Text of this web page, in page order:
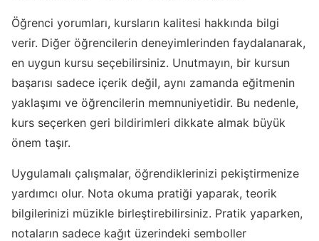
Öğrenci yorumları, kursların kalitesi hakkında bilgi
verir. Diğer öğrencilerin deneyimlerinden faydalanarak,
en uygun kursu seçebilirsiniz. Unutmayın, bir kursun
başarısı sadece içerik değil, aynı zamanda eğitmenin
yaklaşımı ve öğrencilerin memnuniyetidir. Bu nedenle,
kurs seçerken geri bildirimleri dikkate almak büyük
önem taşır.
Uygulamalı çalışmalar, öğrendiklerinizi pekiştirmenize
yardımcı olur. Nota okuma pratiği yaparak, teorik
bilgilerinizi müzikle birleştirebilirsiniz. Pratik yaparken,
notaların sadece kağıt üzerindeki semboller